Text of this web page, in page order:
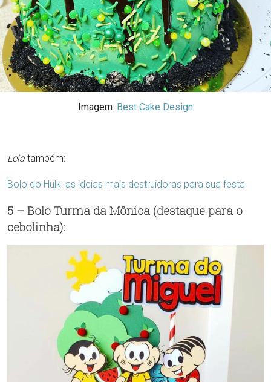
Imagem: Best Cake Design
Leia também:
Bolo do Hulk: as ideias mais destruidoras para sua festa
5 – Bolo Turma da Mônica (destaque para o
cebolinha):